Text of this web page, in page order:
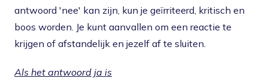
antwoord 'nee' kan zijn, kun je geïrriteerd, kritisch en
boos worden. Je kunt aanvallen om een reactie te
krijgen of afstandelijk en jezelf af te sluiten.
Als het antwoord ja is